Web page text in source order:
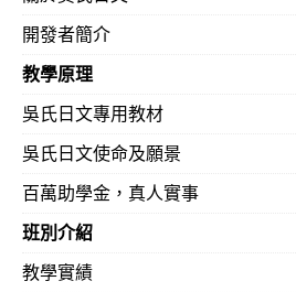
開發者簡介
教學原理
吳氏日文專用教材
吳氏日文使命及願景
百萬助學金，真人實事
班別介紹
教學實績